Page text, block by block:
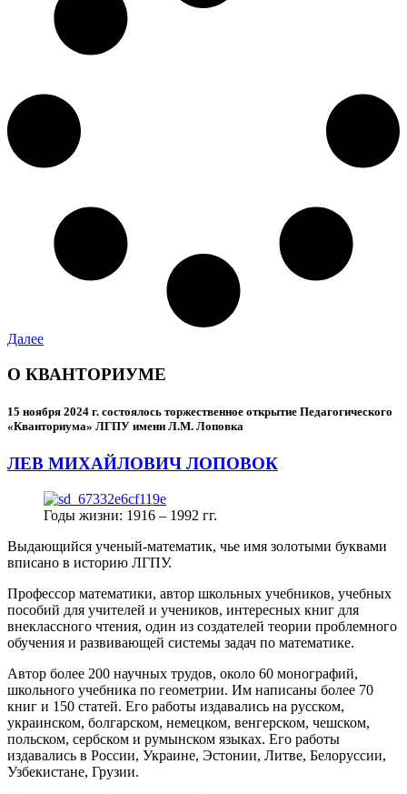
Далее
О КВАНТОРИУМЕ
15 ноября 2024 г. состоялось торжественное открытие Педагогического
«Кванториума» ЛГПУ имени Л.М. Лоповка
ЛЕВ МИХАЙЛОВИЧ ЛОПОВОК
Годы жизни: 1916 – 1992 гг.
Выдающийся ученый-математик, чье имя золотыми буквами
вписано в историю ЛГПУ.
Профессор математики, автор школьных учебников, учебных
пособий для учителей и учеников, интересных книг для
внеклассного чтения, один из создателей теории проблемного
обучения и развивающей системы задач по математике.
Автор более 200 научных трудов, около 60 монографий,
школьного учебника по геометрии. Им написаны более 70
книг и 150 статей. Его работы издавались на русском,
украинском, болгарском, немецком, венгерском, чешском,
польском, сербском и румынском языках. Его работы
издавались в России, Украине, Эстонии, Литве, Белоруссии,
Узбекистане, Грузии.